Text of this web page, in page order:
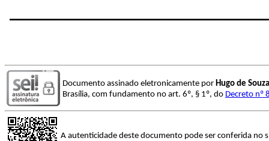
Documento assinado eletronicamente por Hugo de
Brasília, com fundamento no art. 6º, § 1º, do Decreto nº
A autenticidade deste documento pode ser conferida no